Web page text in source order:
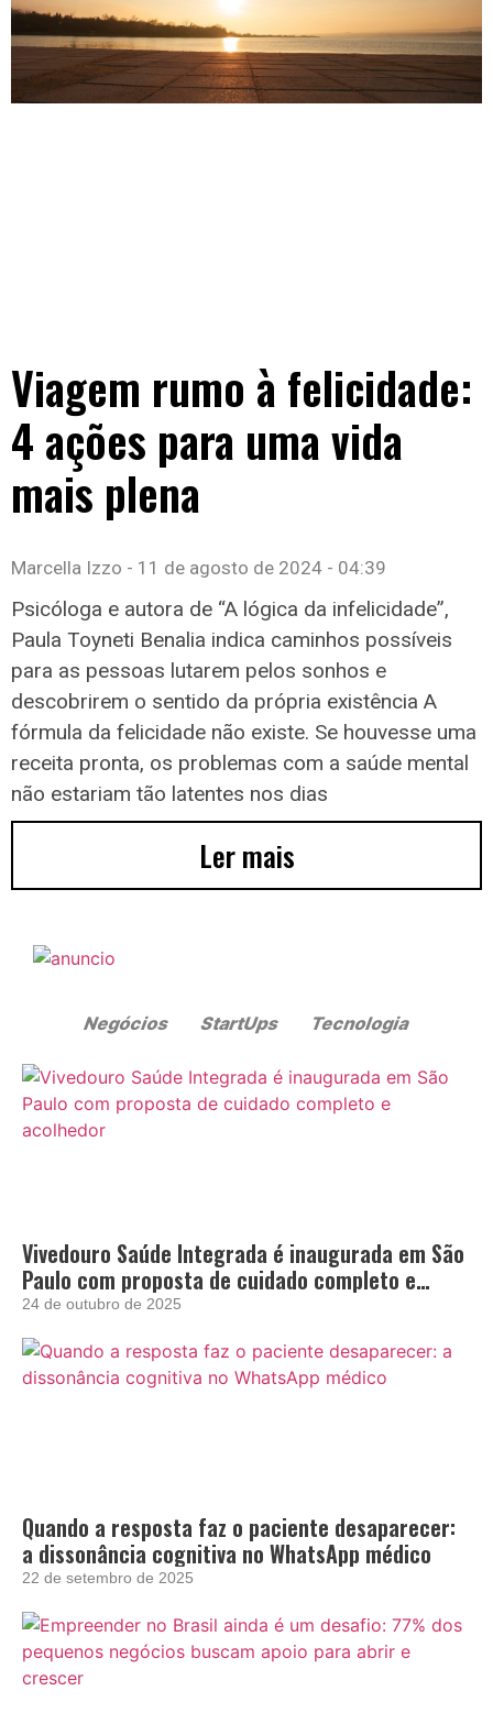
Viagem rumo à felicidade:
4 ações para uma vida
mais plena
Marcella Izzo 11 de agosto de 2024 04:39
Psicóloga e autora de “A lógica da infelicidade”,
Paula Toyneti Benalia indica caminhos possíveis
para as pessoas lutarem pelos sonhos e
descobrirem o sentido da própria existência A
fórmula da felicidade não existe. Se houvesse uma
receita pronta, os problemas com a saúde mental
não estariam tão latentes nos dias
Ler mais
Vivedouro Saúde Integrada é inaugurada em São
Paulo com proposta de cuidado completo e
acolhedor
24 de outubro de 2025
Quando a resposta faz o paciente desaparecer:
a dissonância cognitiva no WhatsApp médico
22 de setembro de 2025